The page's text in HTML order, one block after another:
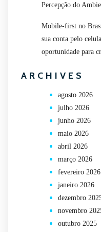
Percepção do
Mobile-first no
sua conta pelo
oportunidade para
ARCHIVES
agosto 2026
julho 2026
junho 2026
maio 2026
abril 2026
março 2026
fevereiro 2026
janeiro 2026
dezembro
novembro
outubro 2025